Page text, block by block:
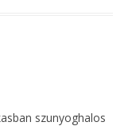
szunyoghalos